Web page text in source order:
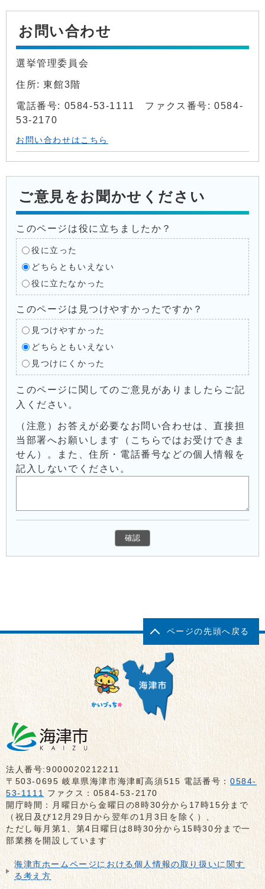
お問い合わせ
選挙管理委員会
住所: 東館3階
電話番号: 0584-53-1111 ファクス番号: 0584-
53-2170
お問い合わせはこちら
ご意見をお聞かせください
このページは役に立ちましたか？
役に立った
どちらともいえない
役に立たなかった
このページは見つけやすかったですか？
見つけやすかった
どちらともいえない
見つけにくかった
このページに関してのご意見がありましたらご記
入ください。
（注意）お答えが必要なお問い合わせは、直接担
当部署へお願いします（こちらではお受けできま
せん）。また、住所・電話番号などの個人情報を
記入しないでください。
ページの先頭へ戻る
法人番号:9000020212211
〒503-0695 岐阜県海津市海津町高須515 電話番号：0584-
53-1111 ファクス：0584-53-2170
開庁時間：月曜日から金曜日の8時30分から17時15分まで
（祝日及び12月29日から翌年の1月3日を除く）、
ただし毎月第1、第4日曜日は8時30分から15時30分まで一
部業務を開設しています
海津市ホームページにおける個人情報の取り扱いに関す
る考え方